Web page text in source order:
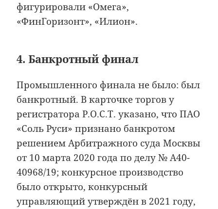
фигурировали «Омега»,
«ФинГоризонт», «Илион».
4. Банкротный финал
Промышленного финала не было: был
банкротный. В карточке торгов у
регистратора Р.О.С.Т. указано, что ПАО
«Соль Руси» признано банкротом
решением Арбитражного суда Москвы
от 10 марта 2020 года по делу № А40-
40968/19; конкурсное производство
было открыто, конкурсный
управляющий утверждён в 2021 году,